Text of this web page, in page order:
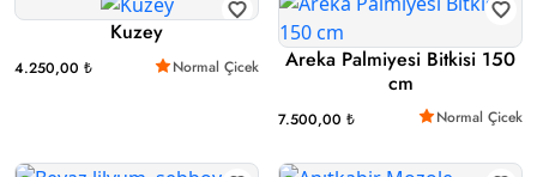
Kuzey
4.250,00 ₺ Normal Çicek
Areka Palmiyesi Bitkisi 150
cm
7.500,00 ₺ Normal Çicek